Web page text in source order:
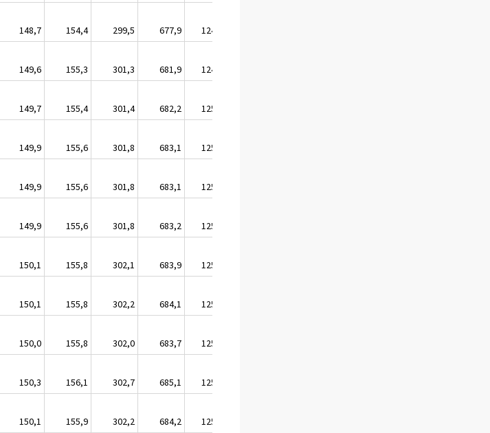
148,7 154,4 299,5 677,9 1242,4
149,6 155,3 301,3 681,9 1249,9
149,7 155,4 301,4 682,2 1250,4
149,9 155,6 301,8 683,1 1251,9
149,9 155,6 301,8 683,1 1252,0
149,9 155,6 301,8 683,2 1252,2
150,1 155,8 302,1 683,9 1253,5
150,1 155,8 302,2 684,1 1253,9
150,0 155,8 302,0 683,7 1253,1
150,3 156,1 302,7 685,1 1255,7
150,1 155,9 302,2 684,2 1254,0